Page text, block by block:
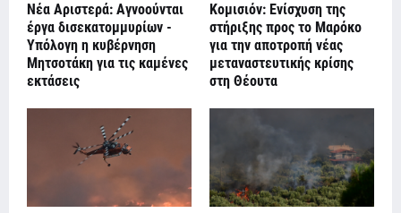
Νέα Αριστερά: Αγνοούνται
έργα δισεκατομμυρίων -
Υπόλογη η κυβέρνηση
Μητσοτάκη για τις καμένες
εκτάσεις
Κομισιόν: Ενίσχυση της
στήριξης προς το Μαρόκο
για την αποτροπή νέας
μεταναστευτικής κρίσης
στη Θέουτα